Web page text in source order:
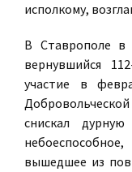
исполкому,
В Ставрополе в
вернувшийся
участие в
снискал
вышедшее из